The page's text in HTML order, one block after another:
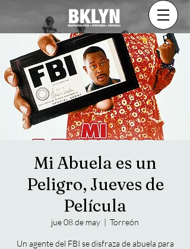
Mi Abuela es un
Peligro, Jueves de
Película
jue 08 de may
  |
Torreón
Un agente del FBI se disfraza de abuela para